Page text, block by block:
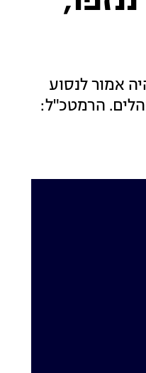
אמור לנסוע
הנהלים. הרמטכ"ל: